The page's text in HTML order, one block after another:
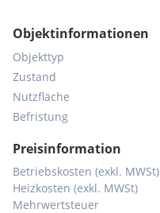
Objektinformationen
Objekttyp
Zustand
Nutzfläche
Befristung
Preisinformation
Betriebskosten (exkl. MWSt)
Heizkosten (exkl. MWSt)
Mehrwertsteuer